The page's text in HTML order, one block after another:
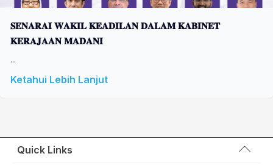
𝐒𝐄𝐍𝐀𝐑𝐀𝐈 𝐖𝐀𝐊𝐈𝐋 𝐊𝐄𝐀𝐃𝐈𝐋𝐀𝐍 𝐃𝐀𝐋𝐀𝐌 𝐊𝐀𝐁𝐈𝐍𝐄𝐓
𝐊𝐄𝐑𝐀𝐉𝐀𝐀𝐍 𝐌𝐀𝐃𝐀𝐍𝐈
...
Ketahui Lebih Lanjut
Quick Links